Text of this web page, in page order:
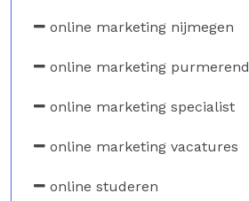
online marketing nijmegen
online marketing purmerend
online marketing specialist
online marketing vacatures
online studeren